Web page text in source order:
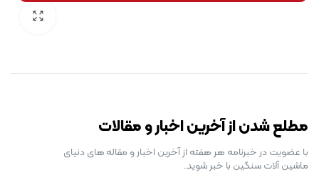
مطلع شدن از آخرین اخبار و مقالات
با عضویت در خبرنامه هر هفته از آخرین اخبار و مقاله های دنیای
ماشین آلات سنگین با خبر شوید.